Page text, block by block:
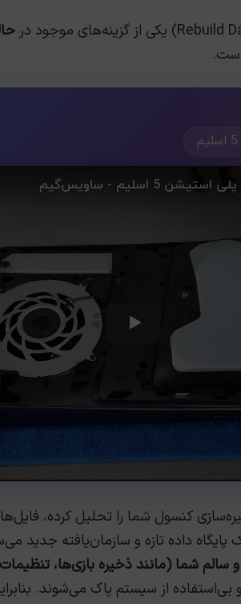
کنسول شما را تحلیل کرده،
داده تازه و سازمان‌یافته جدید
سالم شما (مانند ذخیره بازی‌ها،
از سیستم پاک می‌شوند.